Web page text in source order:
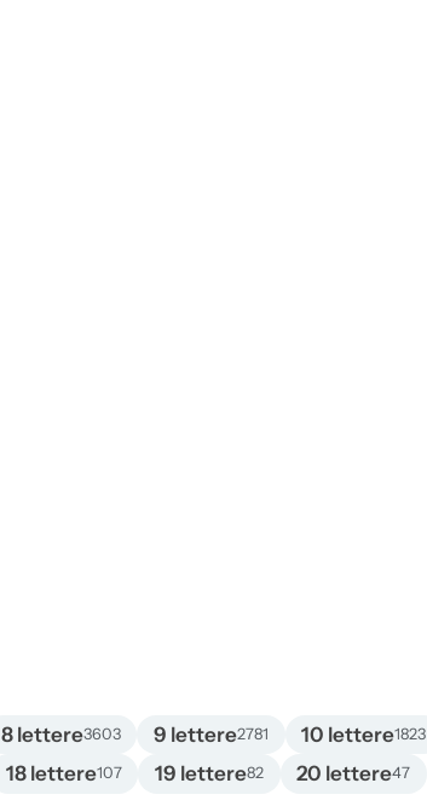
8 lettere3603 9 lettere2781 10 lettere1823
18 lettere107 19 lettere82 20 lettere47